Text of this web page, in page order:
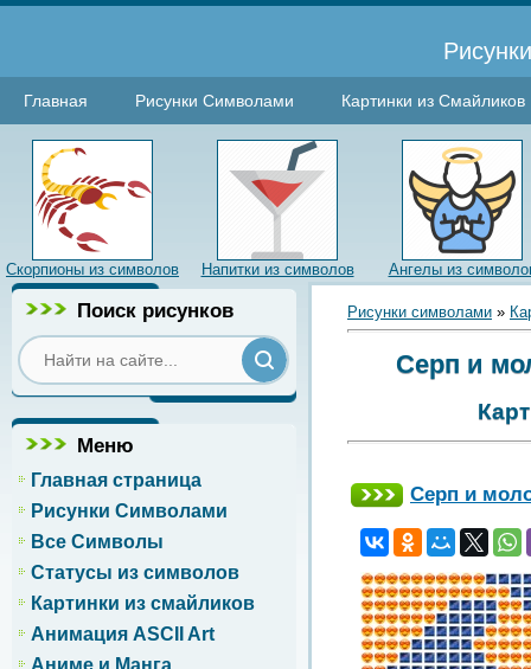
Главная Рисунки Символами Картинки из Смайликов
Скорпионы из символов Напитки из символов Ангелы из
Поиск рисунков
Меню
Главная страница
Рисунки Символами
Все Символы
Статусы из символов
Картинки из смайликов
Анимация ASCII Art
Рисунки символами »
Серп и
Серп и